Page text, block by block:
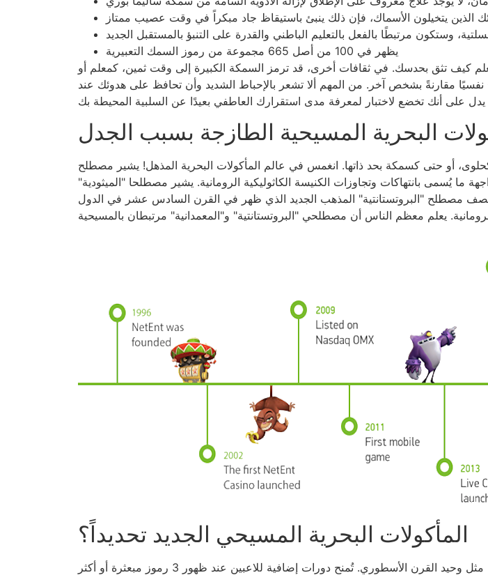
يظهر في 100 من أصل 665 مجموعة من رموز السمك التعبيرية
كيف تثق بحدسك. في ثقافات أخرى، قد ترمز السمكة الكبيرة إلى وقت ثمين، كمعلم أو
مقارنةً بشخص آخر. من المهم ألا تشعر بالإحباط الشديد وأن تحافظ على هدوئك عند
البحرية المسيحية الطازجة بسبب الجدل
كحلوى، أو حتى كسمكة بحد ذاتها. انغمس في عالم المأكولات البحرية المذهل! يشير مصطلح
يُسمى بانتهاكات وتجاوزات الكنيسة الكاثوليكية الرومانية. يشير مصطلحا "الميثودية"
يصف مصطلح "البروتستانتية" المذهب الجديد الذي ظهر في القرن السادس عشر في الدول
المأكولات البحرية المسيحي الجديد تحديداً؟
إنها بعض الأساطير الحضرية التي لطالما دارت في أوساط محبي ألعاب القمار، مثل وحيد القرن الأسطوري. تُمنح دورات إضافية للاعبين عند ظهور 3 رموز مبعثرة أو أكثر